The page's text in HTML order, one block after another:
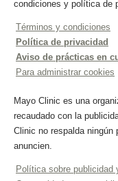
condiciones y política de
Términos y condiciones
Política de privacidad
Aviso de prácticas en
Para administrar cookies
Mayo Clinic es una
recaudado con la
Clinic no respalda
anuncien.
Política sobre publicidad